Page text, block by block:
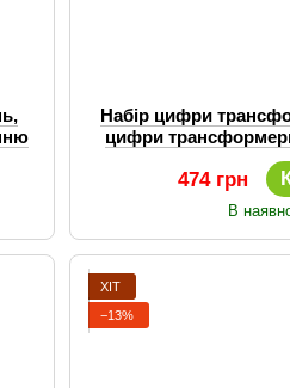
Набір цифри
цифри
474 грн
В
ХІТ
−13%